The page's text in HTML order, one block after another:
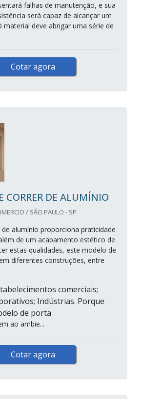
falhas de manutenção, e sua
será capaz de alcançar um
material deve abrigar uma série de
Cotar agora
CORRER DE ALUMÍNIO
/ SÃO PAULO - SP
alumínio proporciona praticidade
de um acabamento estético de
estas qualidades, este modelo de
diferentes construções, entre
comerciais;
Indústrias. Porque
de porta
ao ambie...
Cotar agora